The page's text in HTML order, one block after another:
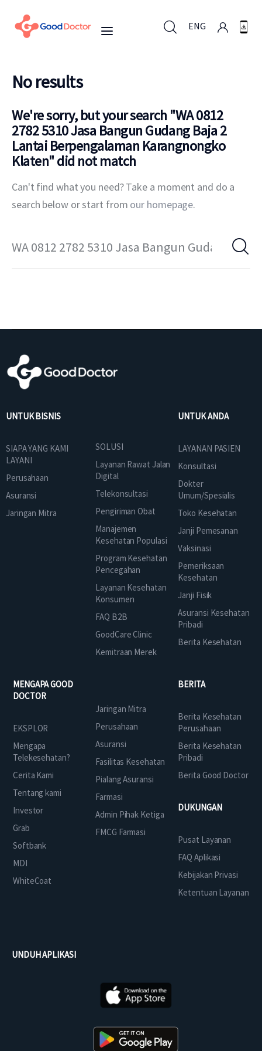
ENG
Untuk Bisnis
Untuk Anda
Mengapa Good Doctor
Layanan
No results
We're sorry, but your search "WA 0812
2782 5310 Jasa Bangun Gudang Baja 2
Lantai Berpengalaman Karangnongko
Klaten" did not match
Can't find what you need? Take a moment and do a
search below or start from our homepage.
UNTUK BISNIS
SIAPA YANG KAMI
LAYANI
Perusahaan
Asuransi
Jaringan Mitra
SOLUSI
Layanan Rawat Jalan
Digital
Telekonsultasi
Pengiriman Obat
Manajemen
Kesehatan Populasi
Program Kesehatan
Pencegahan
Layanan Kesehatan
Konsumen
FAQ B2B
GoodCare Clinic
Kemitraan Merek
UNTUK ANDA
LAYANAN PASIEN
Konsultasi
Dokter
Umum/Spesialis
Toko Kesehatan
Janji Pemesanan
Vaksinasi
Pemeriksaan
Kesehatan
Janji Fisik
Asuransi Kesehatan
Pribadi
Berita Kesehatan
MENGAPA GOOD
DOCTOR
EKSPLOR
Mengapa
Telekesehatan?
Cerita Kami
Tentang kami
Investor
Grab
Softbank
MDI
WhiteCoat
Jaringan Mitra
Perusahaan
Asuransi
Fasilitas Kesehatan
Pialang Asuransi
Farmasi
Admin Pihak Ketiga
FMCG Farmasi
BERITA
Berita Kesehatan
Perusahaan
Berita Kesehatan
Pribadi
Berita Good Doctor
DUKUNGAN
Pusat Layanan
FAQ Aplikasi
Kebijakan Privasi
Ketentuan Layanan
UNDUH APLIKASI